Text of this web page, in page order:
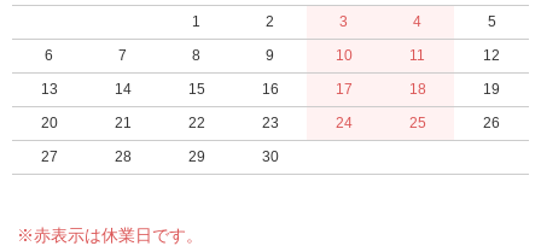
1
2 3 4
5
6
7 8 9 10 11
12
13
14 15 16 17 18
19
20
21 22 23 24 25
26
27
28 29 30
※赤表示は休業日です。